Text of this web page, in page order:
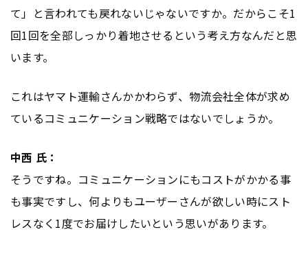
て」と言われても戻れないじゃないですか。だからこそ1
回1回を全部しっかり着地させるという考え方なんだと思
います。
これはヤマト運輸さんかかわらず、物流会社全体が求め
ているコミュニケーション戦略ではないでしょうか。
中西 氏：
そうですね。コミュニケーションにもコストがかかる事
も事実ですし、何よりもユーザーさんが欲しい時にスト
レスなく1度でお届けしたいという思いがあります。